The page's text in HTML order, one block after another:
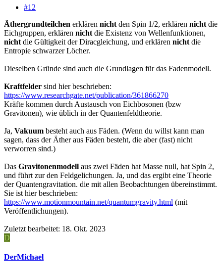
#12
Äthergrundteilchen erklären nicht den Spin 1/2, erklären nicht die
Eichgruppen, erklären nicht die Existenz von Wellenfunktionen,
nicht die Gültigkeit der Diracgleichung, und erklären nicht die
Entropie schwarzer Löcher.
Dieselben Gründe sind auch die Grundlagen für das Fadenmodell.
Kraftfelder sind hier beschrieben:
https://www.researchgate.net/publication/361866270
Kräfte kommen durch Austausch von Eichbosonen (bzw
Gravitonen), wie üblich in der Quantenfeldtheorie.
Ja, Vakuum besteht auch aus Fäden. (Wenn du willst kann man
sagen, dass der Äther aus Fäden besteht, die aber (fast) nicht
verworren sind.)
Das Gravitonenmodell aus zwei Fäden hat Masse null, hat Spin 2,
und führt zur den Feldgelichungen. Ja, und das ergibt eine Theorie
der Quantengravitation. die mit allen Beobachtungen übereinstimmt.
Sie ist hier beschrieben:
https://www.motionmountain.net/quantumgravity.html (mit
Veröffentlichungen).
Zuletzt bearbeitet: 18. Okt. 2023
D
DerMichael